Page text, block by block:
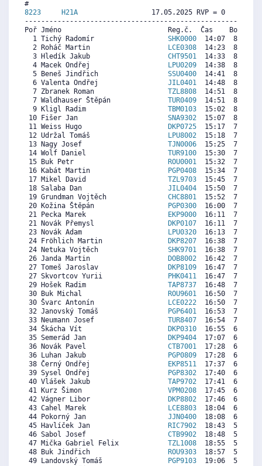
8223
H21A
17.05.2025 RVP = 0     IP
Poř Jméno                          Reg.č.  Čas    Body
  1 Tichý Radomír
SHK0000
14:07  8657
  2 Roháč Martin
LCE0308
14:23  8499
  3 Hledík Jakub
CHT9501
14:33  8400
  4 Macek Ondřej
LPU0209
14:38  8350
  5 Beneš Jindřich
SSU0400
14:41  8321
  6 Valenta Ondřej
JIL0401
14:48  8251
  7 Zbranek Roman
TZL8808
14:51  8222
  7 Waldhauser Štěpán
TUR0409
14:51  8222
  9 Kligl Radim
TBM0103
15:02  8113
10 Fišer Jan SNA9302
15:07  8063
11 Weiss Hugo
DKP0725
15:17  7964
12 Udržal Tomáš
LPU8002
15:18  7954
13 Nagy Josef TJN0006
15:25  7885
14 Wolf Daniel TUR9100
15:30  7836
15 Buk Petr
ROU0001
15:32  7816
16 Kabát Martin
PGP0408
15:34  7796
17 Mikel David TZL9703
15:45  7687
18 Salaba Dan JIL0404
15:50  7638
19 Grundman Vojtěch CHC8801
15:52  7618
20 Kožina Štěpán
PGP0300
16:00  7539
21 Pecka Marek
EKP9000
16:11  7430
21 Novák Přemysl
DKP0107
16:11  7430
23 Novák Adam
LPU0320
16:13  7410
24 Fröhlich Martin
DKP8207
16:38  7163
24 Netuka Vojtěch SHK9701
16:38  7163
26 Janda Martin
DOB8002
16:42  7123
27 Tomeš Jaroslav
DKP8109
16:47  7074
27 Skvortcov Yurii
PHK0411
16:47  7074
29 Hošek Radim TAP8737
16:48  7064
30 Buk Michal
ROU9601
16:50  7044
30 Švarc Antonín
LCE0222
16:50  7044
32 Janovský Tomáš
PGP6401
16:53  7015
33 Neumann Josef TUR8407
16:54  7005
34 Škácha Vít
DKP0310
16:55  6995
35 Semerád Jan
DKP9404
17:07  6876
36 Novák Pavel CTB7001
17:28  6668
36 Luhan Jakub
PGP0809
17:28  6668
38 Černý Ondřej
EKP8511
17:37  6579
39 Sysel Ondřej
PGP8302
17:40  6550
40 Vlášek Jakub TAP9702
17:41  6540
41 Kurz Šimon VPM0208
17:45  6500
42 Vágner Libor
DKP8802
17:46  6490
43 Cahel Marek
LCE8803
18:04  6312
44 Pokorný Jan JJN0400
18:08  6273
45 Havlíček Jan
RIC7902
18:43  5926
46 Sabol Josef CTB9902
18:48  5877
47 Mička Gabriel Felix TZL1008
18:55  5808
48 Buk Jindřich
ROU9303
18:57  5788
49 Landovský Tomáš
PGP9103
19:06  5699